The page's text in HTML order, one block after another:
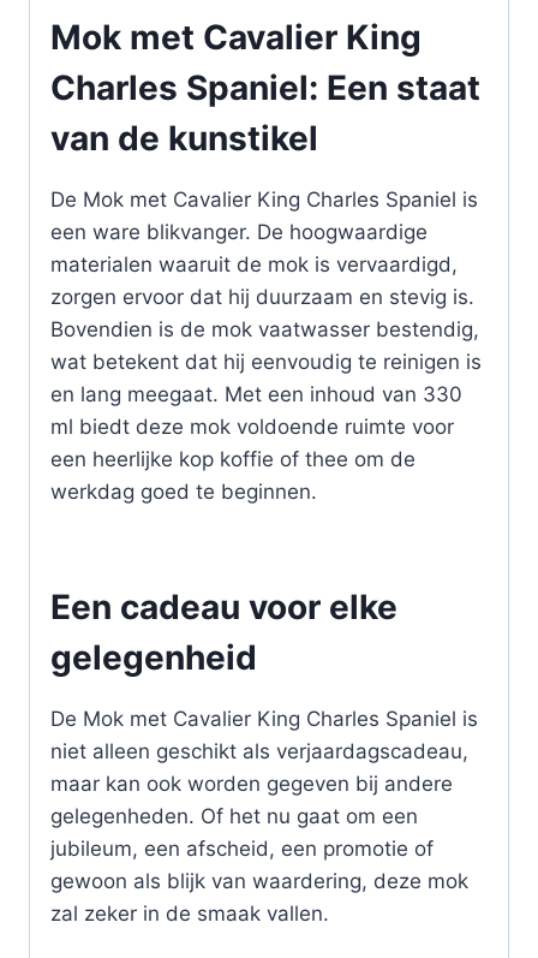
Mok met Cavalier King
Charles Spaniel: Een staat
van de kunstikel
De Mok met Cavalier King Charles Spaniel is
een ware blikvanger. De hoogwaardige
materialen waaruit de mok is vervaardigd,
zorgen ervoor dat hij duurzaam en stevig is.
Bovendien is de mok vaatwasser bestendig,
wat betekent dat hij eenvoudig te reinigen is
en lang meegaat. Met een inhoud van 330
ml biedt deze mok voldoende ruimte voor
een heerlijke kop koffie of thee om de
werkdag goed te beginnen.
Een cadeau voor elke
gelegenheid
De Mok met Cavalier King Charles Spaniel is
niet alleen geschikt als verjaardagscadeau,
maar kan ook worden gegeven bij andere
gelegenheden. Of het nu gaat om een
jubileum, een afscheid, een promotie of
gewoon als blijk van waardering, deze mok
zal zeker in de smaak vallen.